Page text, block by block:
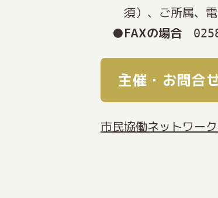
須）、ご所属、
FAXの場合
主催・お問合
市民協働ネットワー